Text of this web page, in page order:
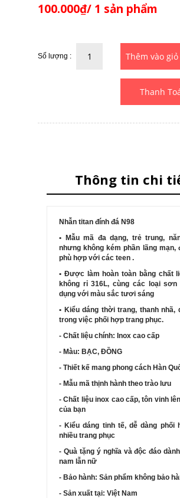
100.000₫/ 1 sản phẩm
Số lượng :
Thanh
Thông tin chi
Nhẫn titan đính đá N98
• Mẫu mã đa dạng, trẻ trung,
nhưng không kém phần lãng mạn,
phù hợp với các teen .
• Được làm hoàn toàn bằng chất
không rỉ 316L, cùng các loại sơn
dụng với màu sắc tươi sáng
• Kiểu dáng thời trang, thanh nhã,
trong việc phối hợp trang phục.
- Chất liệu chính: Inox cao cấp
- Màu: BẠC, ĐỒNG
- Thiết kế mang phong cách Hàn
- Mẫu mã thịnh hành theo trào lưu
- Chất liệu inox cao cấp, tôn vinh
của bạn
- Kiểu dáng tinh tế, dễ dàng phối
nhiều trang phục
- Quà tặng ý nghĩa và độc đáo
nam lẫn nữ
- Bảo hành: Sản phẩm không bảo
- Sản xuất tại: Việt Nam